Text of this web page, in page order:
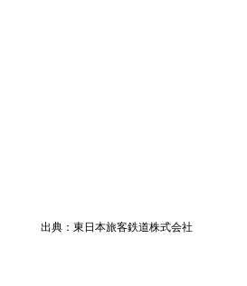
出典：東日本旅客鉄道株式会社